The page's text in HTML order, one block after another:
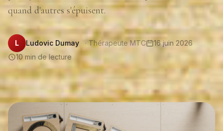
quand d'autres s'épuisent.
L Ludovic Dumay · Thérapeute MTC
16 juin 2026
10 min de lecture